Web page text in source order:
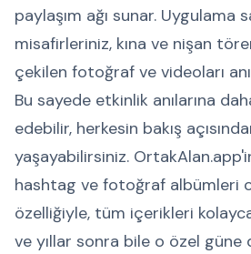
paylaşım ağı sunar. Uygulama
misafirleriniz, kına ve nişan
çekilen fotoğraf ve videoları
Bu sayede etkinlik anılarına
edebilir, herkesin bakış
yaşayabilirsiniz.
hashtag ve fotoğraf albümleri
özelliğiyle, tüm içerikleri
ve yıllar sonra bile o özel güne